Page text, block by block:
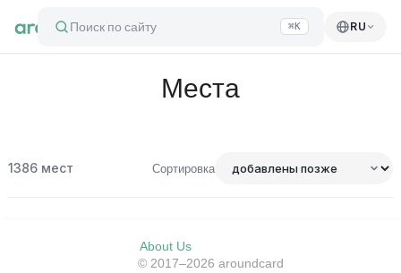
Поиск по сайту ⌘K RU
Места
1386 мест Сортировка
About Us
© 2017–2026 aroundcard